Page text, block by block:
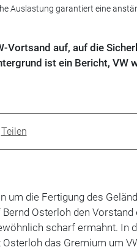
Auslastung garantiert eine
Vortsand auf, auf die
ist ein Bericht, VW
Teilen
um die Fertigung des
Osterloh den
scharf ermahnt. In
das Gremium um